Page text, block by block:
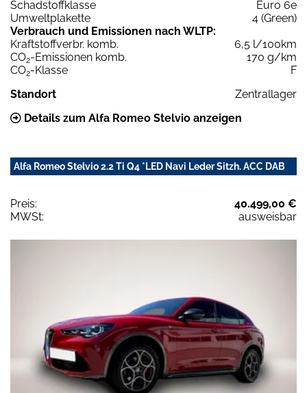
Schadstoffklasse
Euro 6e
Umweltplakette
4 (Green)
Verbrauch und Emissionen nach WLTP:
Kraftstoffverbr. komb.
6,5 l/100km
CO2-Emissionen komb.
170 g/km
CO2-Klasse
F
Standort
Zentrallager
Details zum Alfa Romeo Stelvio anzeigen
Alfa Romeo Stelvio 2.2 Ti Q4 *LED Navi Leder Sitzh. ACC DAB
Preis:
40.499,00 €
MWSt:
ausweisbar